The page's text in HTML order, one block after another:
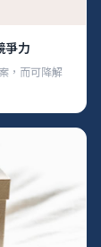
爭力
，而可降解